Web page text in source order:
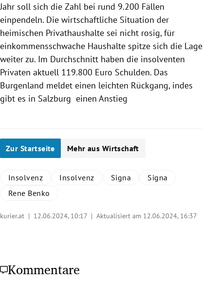
Jahr soll sich die Zahl bei rund 9.200 Fällen
einpendeln. Die wirtschaftliche Situation der
heimischen Privathaushalte sei nicht rosig, für
einkommensschwache Haushalte spitze sich die Lage
weiter zu. Im Durchschnitt haben die insolventen
Privaten aktuell 119.800 Euro Schulden. Das
Burgenland meldet einen leichten Rückgang, indes
gibt es in Salzburg einen Anstieg
Zur Startseite Mehr aus Wirtschaft
Insolvenz Insolvenz Signa
Signa
Rene Benko
kurier.at | 12.06.2024, 10:17 | Aktualisiert am 12.06.2024, 16:37
Kommentare